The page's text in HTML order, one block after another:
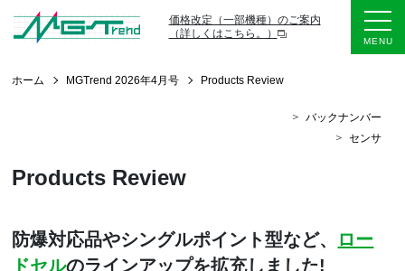
価格改定（一部機種）のご案内
（詳しくはこちら。）
ホーム MGTrend 2026年4月号 Products Review
バックナンバー
センサ
Products Review
防爆対応品やシングルポイント型など、
ロー
ドセルのラインアップを拡充しました!